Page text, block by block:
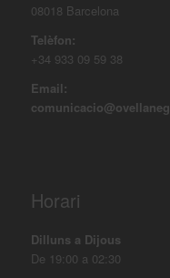
08018 Barcelona
Telèfon:
+34 933 09 59 38
Email:
Horari
Dilluns a Dijous
De 19:00 a 02:30